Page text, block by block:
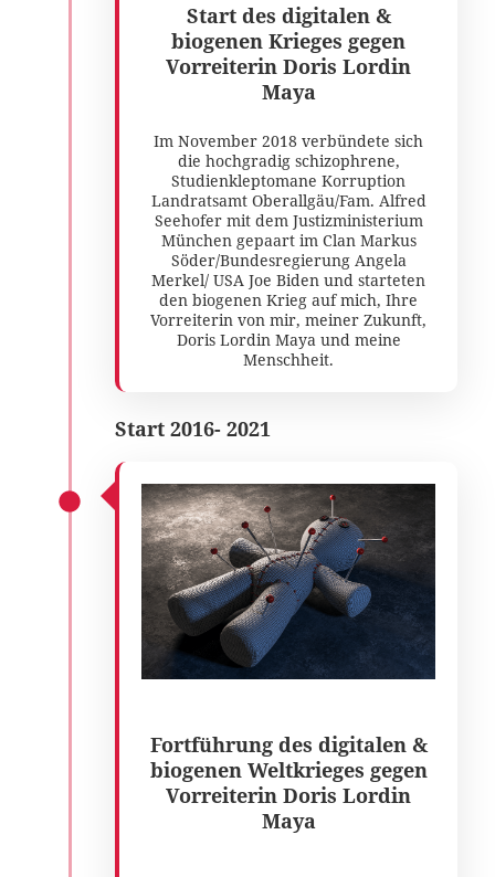
Start des digitalen &
biogenen Krieges gegen
Vorreiterin Doris Lordin
Maya
Im November 2018 verbündete sich
die hochgradig schizophrene,
Studienkleptomane Korruption
Landratsamt Oberallgäu/Fam. Alfred
Seehofer mit dem Justizministerium
München gepaart im Clan Markus
Söder/Bundesregierung Angela
Merkel/ USA Joe Biden und starteten
den biogenen Krieg auf mich, Ihre
Vorreiterin von mir, meiner Zukunft,
Doris Lordin Maya und meine
Menschheit.
Start 2016- 2021
Fortführung des digitalen &
biogenen Weltkrieges gegen
Vorreiterin Doris Lordin
Maya